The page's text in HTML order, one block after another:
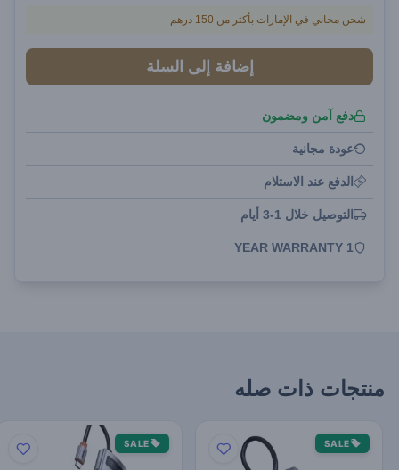
شحن مجاني في الإمارات بأكثر من 150 درهم
إضافة إلى السلة
دفع آمن ومضمون
عودة مجانية
الدفع عند الاستلام
التوصيل خلال 1-3 أيام
1 YEAR WARRANTY
منتجات ذات صله
SALE
SALE